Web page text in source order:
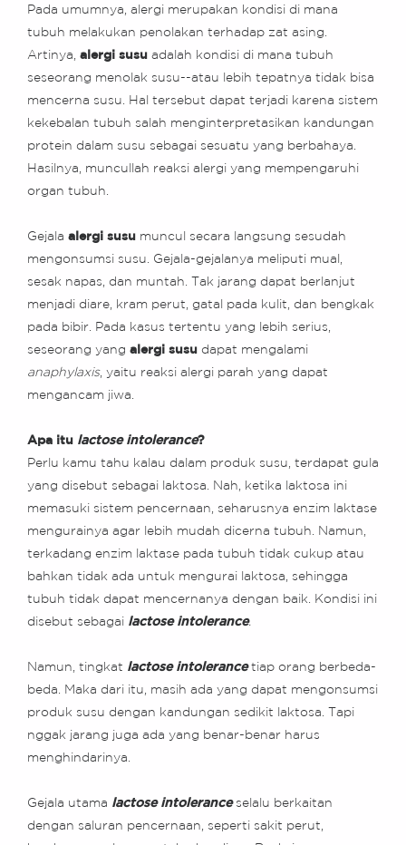
Pada umumnya, alergi merupakan kondisi di mana
tubuh melakukan penolakan terhadap zat asing.
Artinya, alergi susu adalah kondisi di mana tubuh
seseorang menolak susu--atau lebih tepatnya tidak bisa
mencerna susu. Hal tersebut dapat terjadi karena sistem
kekebalan tubuh salah menginterpretasikan kandungan
protein dalam susu sebagai sesuatu yang berbahaya.
Hasilnya, muncullah reaksi alergi yang mempengaruhi
organ tubuh.
Gejala alergi susu muncul secara langsung sesudah
mengonsumsi susu. Gejala-gejalanya meliputi mual,
sesak napas, dan muntah. Tak jarang dapat berlanjut
menjadi diare, kram perut, gatal pada kulit, dan bengkak
pada bibir. Pada kasus tertentu yang lebih serius,
seseorang yang alergi susu dapat mengalami
anaphylaxis, yaitu reaksi alergi parah yang dapat
mengancam jiwa.
Apa itu lactose intolerance?
Perlu kamu tahu kalau dalam produk susu, terdapat gula
yang disebut sebagai laktosa. Nah, ketika laktosa ini
memasuki sistem pencernaan, seharusnya enzim laktase
mengurainya agar lebih mudah dicerna tubuh. Namun,
terkadang enzim laktase pada tubuh tidak cukup atau
bahkan tidak ada untuk mengurai laktosa, sehingga
tubuh tidak dapat mencernanya dengan baik. Kondisi ini
disebut sebagai lactose intolerance.
Namun, tingkat lactose intolerancetiap orang berbeda-
beda. Maka dari itu, masih ada yang dapat mengonsumsi
produk susu dengan kandungan sedikit laktosa. Tapi
nggak jarang juga ada yang benar-benar harus
menghindarinya.
Gejala utama lactose intoleranceselalu berkaitan
dengan saluran pencernaan, seperti sakit perut,